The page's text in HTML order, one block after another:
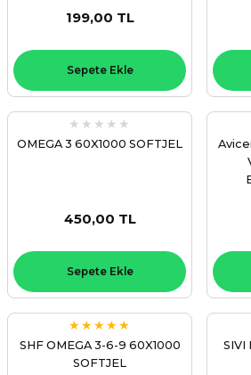
199,00 TL
Sepete Ekle
OMEGA 3 60X1000 SOFTJEL
450,00 TL
Sepete Ekle
SHF OMEGA 3-6-9 60X1000
SOFTJEL
SIVI